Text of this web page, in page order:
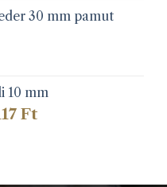
30 mm pamut
10 mm
FtÁrtartomány: